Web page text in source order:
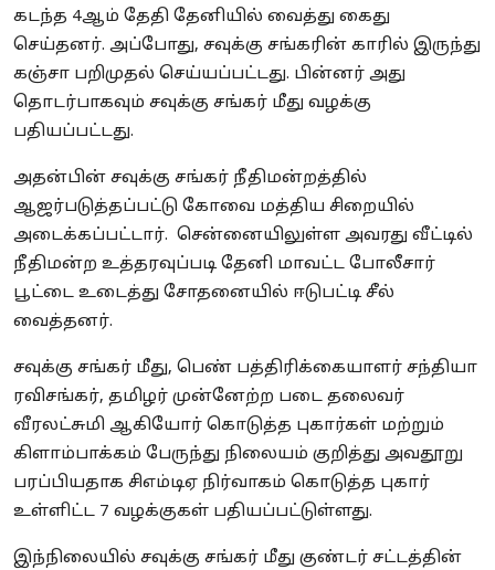
கடந்த 4ஆம் தேதி தேனியில் வைத்து கைது
செய்தனர். அப்போது, சவுக்கு சங்கரின் காரில் இருந்து
கஞ்சா பறிமுதல் செய்யப்பட்டது. பின்னர் அது
தொடர்பாகவும் சவுக்கு சங்கர் மீது வழக்கு
பதியப்பட்டது.
அதன்பின் சவுக்கு சங்கர் நீதிமன்றத்தில்
ஆஜர்படுத்தப்பட்டு கோவை மத்திய சிறையில்
அடைக்கப்பட்டார். சென்னையிலுள்ள அவரது வீட்டில்
நீதிமன்ற உத்தரவுப்படி தேனி மாவட்ட போலீசார்
பூட்டை உடைத்து சோதனையில் ஈடுபட்டி சீல்
வைத்தனர்.
சவுக்கு சங்கர் மீது, பெண் பத்திரிக்கையாளர் சந்தியா
ரவிசங்கர், தமிழர் முன்னேற்ற படை தலைவர்
வீரலட்சுமி ஆகியோர் கொடுத்த புகார்கள் மற்றும்
கிளாம்பாக்கம் பேருந்து நிலையம் குறித்து அவதூறு
பரப்பியதாக சிஎம்டிஏ நிர்வாகம் கொடுத்த புகார்
உள்ளிட்ட 7 வழக்குகள் பதியப்பட்டுள்ளது.
இந்நிலையில் சவுக்கு சங்கர் மீது குண்டர் சட்டத்தின்